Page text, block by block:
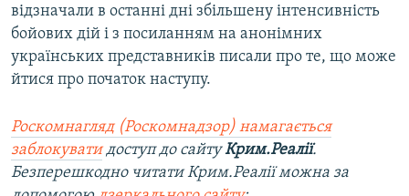
відзначали в останні дні збільшену інтенсивність
бойових дій і з посиланням на анонімних
українських представників писали про те, що може
йтися про початок наступу.
Роскомнагляд (Роскомнадзор) намагається
заблокуватидоступ до сайтуКрим.Реалії.
Безперешкодно читати Крим.Реалії можна за